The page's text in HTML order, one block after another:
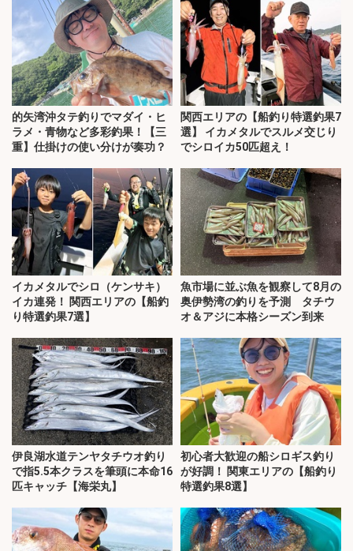
的矢湾沖タテ釣りでマダイ・ヒ
ラメ・青物など多彩釣果！【三
重】仕掛けの使い分けが奏功？
関西エリアの【船釣り特選釣果7
選】 イカメタルでスルメ交じり
でシロイカ50匹超え！
イカメタルでシロ（ケンサキ）
イカ連発！ 関西エリアの【船釣
り特選釣果7選】
魚市場に並ぶ魚を観察して8月の
奥伊勢湾の釣りを予測 タチウ
オ＆アジに本格シーズン到来
伊良湖水道テンヤタチウオ釣り
で指5.5本クラスを筆頭に本命16
匹キャッチ【海栄丸】
初心者大歓迎の船シロギス釣り
が好調！ 関東エリアの【船釣り
特選釣果8選】